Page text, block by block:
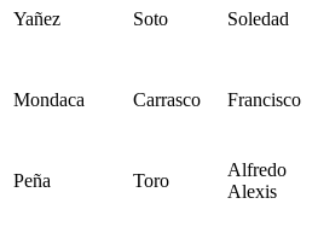
Yañez Soto Soledad
Mondaca Carrasco Francisco
Peña Toro
Alfredo
Alexis